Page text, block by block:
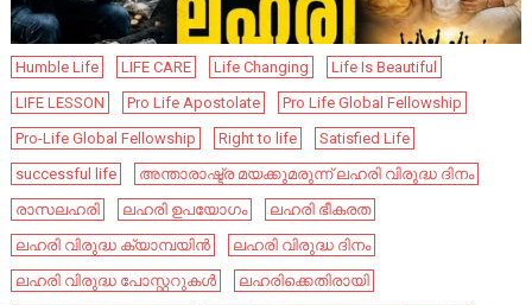
Humble Life LIFE CARE Life Changing
Life Is Beautiful
LIFE LESSON
Pro Life Apostolate
Pro Life Global Fellowship
Pro-Life Global Fellowship
Right to life
Satisfied Life
successful life
അന്താരാഷ്ട്ര മയക്കുമരുന്ന് ലഹരി വിരുദ്ധ ദിനം
രാസലഹരി
ലഹരി ഉപയോഗം
ലഹരി ഭീകരത
ലഹരി വിരുദ്ധ ക്യാമ്പയിൻ
ലഹരി വിരുദ്ധ ദിനം
ലഹരി വിരുദ്ധ പോസ്റ്ററുകള്‍
ലഹരിക്കെതിരായി